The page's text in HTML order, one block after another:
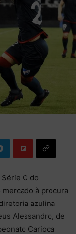
C do
mercado à procura
azulina
Alessandro, de
Carioca